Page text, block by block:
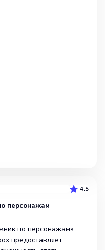
4.5
персонажам
по персонажам»
предоставляет